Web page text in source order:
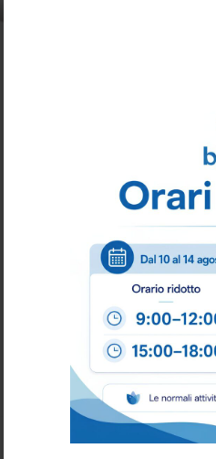
PRONTA CONSEGNA
CARTA ALIMENTARE